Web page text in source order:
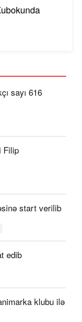
sayı 616
Filip
start verilib
edib
klubu ilə